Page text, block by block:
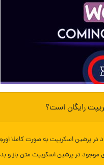
رایگان است؟
در پرشین اسکریپت به صورت کاملا
موجود در پرشین اسکریپت متن باز و